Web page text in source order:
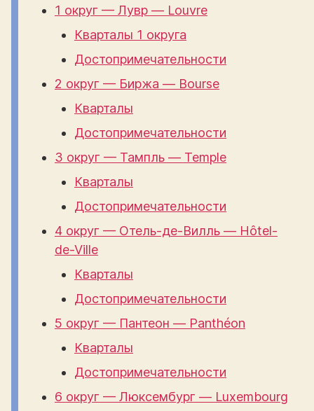
1 округ — Лувр — Louvre
Кварталы 1 округа
Достопримечательности
2 округ — Биржа — Bourse
Кварталы
Достопримечательности
3 округ — Тампль — Temple
Кварталы
Достопримечательности
4 округ — Отель-де-Вилль — Hôtel-
de-Ville
Кварталы
Достопримечательности
5 округ — Пантеон — Panthéon
Кварталы
Достопримечательности
6 округ — Люксембург — Luxembourg